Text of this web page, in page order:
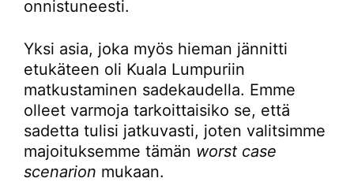
onnistuneesti.
Yksi asia, joka myös hieman jännitti
etukäteen oli Kuala Lumpuriin
matkustaminen sadekaudella. Emme
olleet varmoja tarkoittaisiko se, että
sadetta tulisi jatkuvasti, joten valitsimme
majoituksemme tämän worst case
scenarion mukaan.